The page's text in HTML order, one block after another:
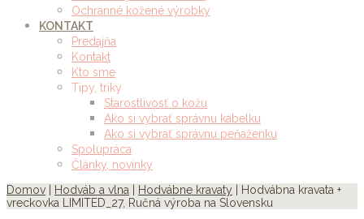
Ochranné kožené výrobky
KONTAKT
Predajňa
Kontakt
Kto sme
Tipy, triky
Starostlivosť o kožu
Ako si vybrať správnu kabelku
Ako si vybrať správnu peňaženku
Spolupráca
Články, novinky
Domov
Hodváb a vlna Hodvábne kravaty | Hodvábna kravata +
vreckovka LIMITED_27, Ručná výroba na Slovensku